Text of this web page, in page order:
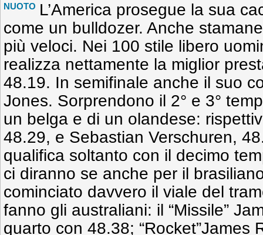
NUOTO L’America prosegue la sua
come un bulldozer. Anche
più veloci. Nei 100 stile libero
realizza nettamente la miglior
48.19. In semifinale anche il suo
Jones. Sorprendono il 2° e 3°
un belga e di un olandese:
48.29, e Sebastian Verschuren,
qualifica soltanto con il decimo
ci diranno se anche per il
cominciato davvero il viale del
fanno gli australiani: il “Missile”
quarto con 48.38; “Rocket”James